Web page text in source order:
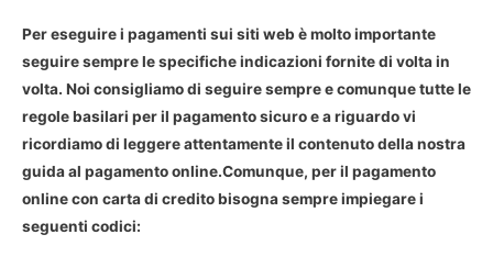
Per eseguire i pagamenti sui siti web è molto importante
seguire sempre le specifiche indicazioni fornite di volta in
volta. Noi consigliamo di seguire sempre e comunque tutte le
regole basilari per il pagamento sicuro e a riguardo vi
ricordiamo di leggere attentamente il contenuto della nostra
guida al pagamento online.Comunque, per il pagamento
online con carta di credito bisogna sempre impiegare i
seguenti codici: